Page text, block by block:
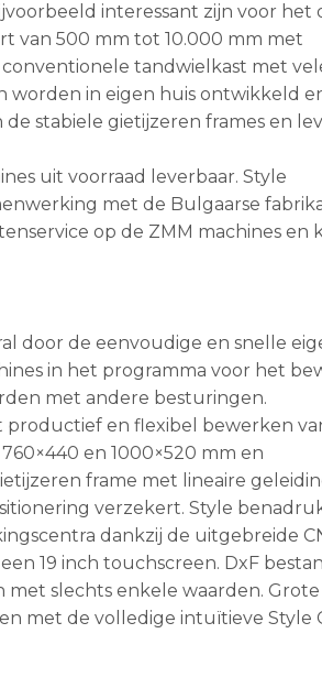
interessant zijn voor het
van 500 mm tot 10.000 mm met
tandwielkast met
worden in eigen huis ontwikkeld
stabiele gietijzeren frames en
uit voorraad leverbaar. Style
met de Bulgaarse
op de ZMM machines en
door de eenvoudige en snelle
in het programma voor het
met andere besturingen.
productief en flexibel bewerken
en 1000×520 mm en
frame met lineaire
verzekert. Style
dankzij de uitgebreide
19 inch touchscreen. DxF
slechts enkele waarden. Grote
met de volledige intuïtieve Style